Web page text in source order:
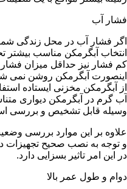
فشار آب
اگر فشار آب در محل زندگی شما
انتخاب آبگرمکن مناسب بیشتر
کم فشار نیز حداقل میزان
اینصورت آبگرمکن روشن نمی
از آبگرمکن مخزنی ایستاده
آب گرم در آبگرمکن دیواری
وسیله قابل تشخیص و بررسی
علاوه بر این موارد بررسی
و توجه به نصب صحیح تجهیزات
در این امر تاثیر بسزایی دارد.
دوام و طول عمر بالا